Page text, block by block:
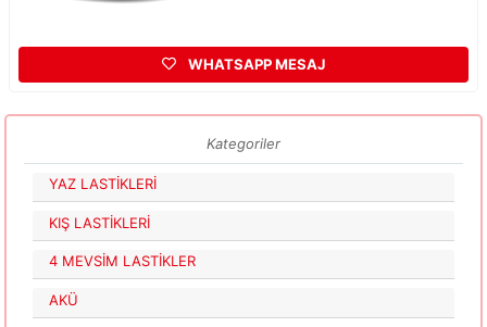
Kategoriler
YAZ LASTİKLERİ
KIŞ LASTİKLERİ
4 MEVSİM LASTİKLER
AKÜ
WHATSAPP MESAJ